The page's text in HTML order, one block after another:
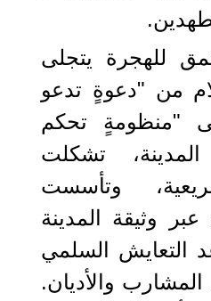
للهجرة يتجلى
من "دعوةٍ تدعو
"منظومةٍ تحكم
تشكلت
وتأسست
وثيقة المدينة
التعايش السلمي
والأديان.